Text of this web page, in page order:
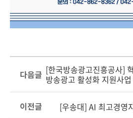
다음글 [한국방송광고진흥공사]
방송광고 활성화 지원사
이전글 [우송대] AI 최고경영